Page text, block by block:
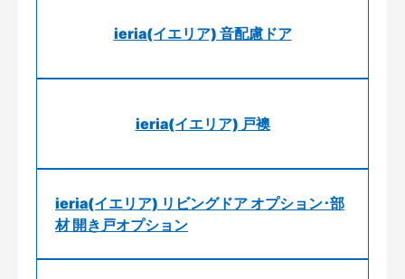
ieria(イエリア) 音配慮ドア
ieria(イエリア) 戸襖
ieria(イエリア) リビングドア オプション･部
材 開き戸オプション